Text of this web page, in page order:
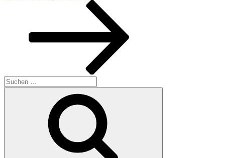
Suchen
nach: